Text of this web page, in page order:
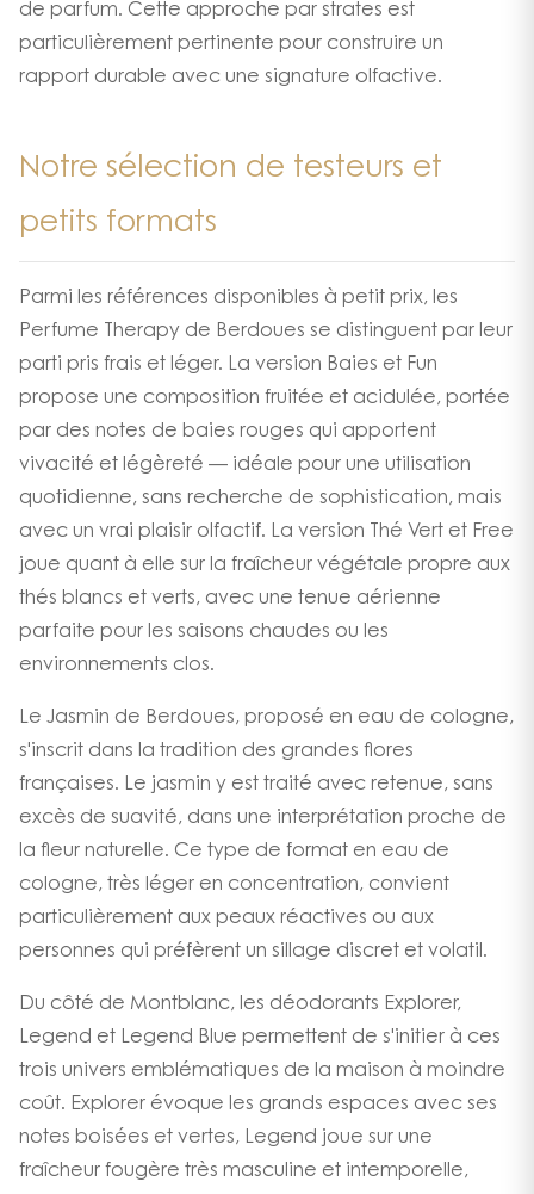
de parfum. Cette approche par strates est
particulièrement pertinente pour construire un
rapport durable avec une signature olfactive.
Notre sélection de testeurs et
petits formats
Parmi les références disponibles à petit prix, les
Perfume Therapy de Berdoues se distinguent par leur
parti pris frais et léger. La version Baies et Fun
propose une composition fruitée et acidulée, portée
par des notes de baies rouges qui apportent
vivacité et légèreté — idéale pour une utilisation
quotidienne, sans recherche de sophistication, mais
avec un vrai plaisir olfactif. La version Thé Vert et Free
joue quant à elle sur la fraîcheur végétale propre aux
thés blancs et verts, avec une tenue aérienne
parfaite pour les saisons chaudes ou les
environnements clos.
Le Jasmin de Berdoues, proposé en eau de cologne,
s'inscrit dans la tradition des grandes flores
françaises. Le jasmin y est traité avec retenue, sans
excès de suavité, dans une interprétation proche de
la fleur naturelle. Ce type de format en eau de
cologne, très léger en concentration, convient
particulièrement aux peaux réactives ou aux
personnes qui préfèrent un sillage discret et volatil.
Du côté de Montblanc, les déodorants Explorer,
Legend et Legend Blue permettent de s'initier à ces
trois univers emblématiques de la maison à moindre
coût. Explorer évoque les grands espaces avec ses
notes boisées et vertes, Legend joue sur une
fraîcheur fougère très masculine et intemporelle,